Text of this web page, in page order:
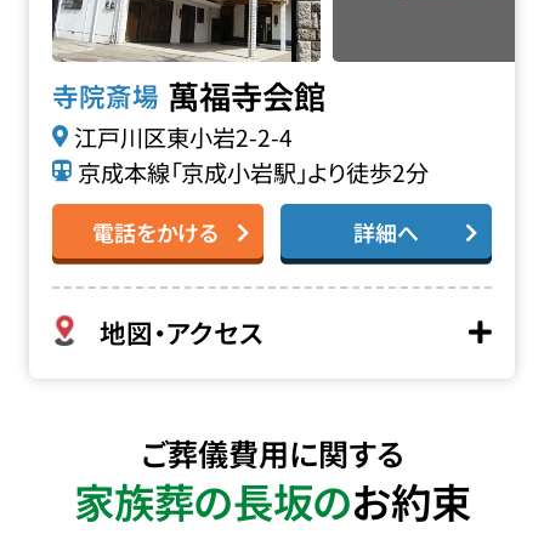
寺院斎場 萬福寺会館
江戸川区東小岩2-2-4
京成本線「京成小岩駅」より徒歩2分
電話をかける 詳細へ
地図・アクセス
ご葬儀費用に関する
家族葬の長坂のお約束